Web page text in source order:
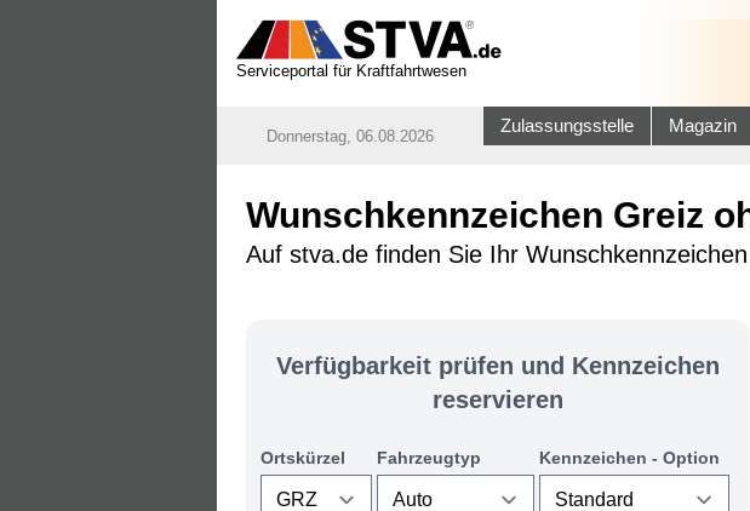
Serviceportal für Kraftfahrtwesen
Donnerstag, 06.08.2026
Zulassungsstelle Magazin
Wunschkennzeichen Greiz
Auf stva.de finden Sie Ihr
Verfügbarkeit prüfen und Kennzeichen
reservieren
Ortskürzel Fahrzeugtyp Kennzeichen - Option